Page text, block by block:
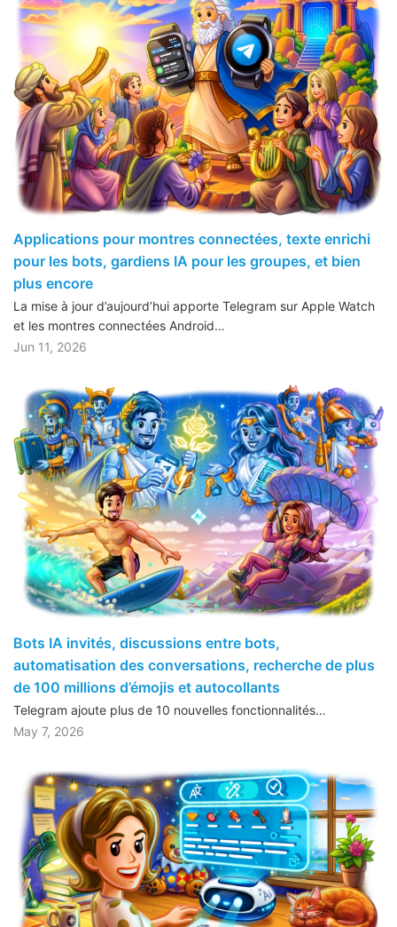
Applications pour montres connectées, texte enrichi
pour les bots, gardiens IA pour les groupes, et bien
plus encore
La mise à jour d’aujourd’hui apporte Telegram sur Apple Watch
et les montres connectées Android…
Jun 11, 2026
Bots IA invités, discussions entre bots,
automatisation des conversations, recherche de plus
de 100 millions d’émojis et autocollants
Telegram ajoute plus de 10 nouvelles fonctionnalités…
May 7, 2026